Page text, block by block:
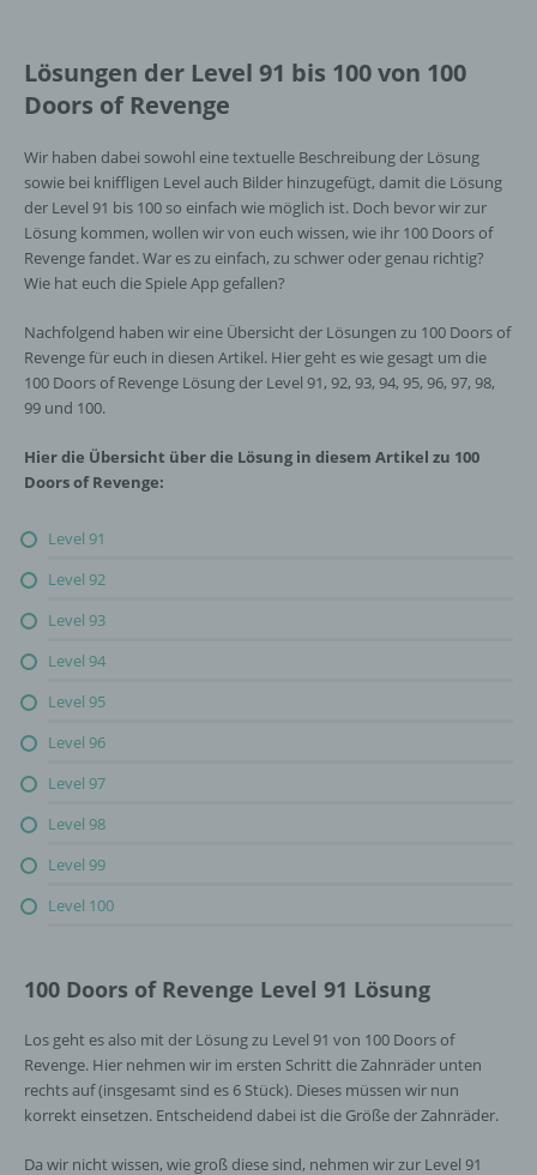
Lösungen der Level 91 bis 100 von 100
Doors of Revenge
Wir haben dabei sowohl eine textuelle Beschreibung der Lösung
sowie bei kniffligen Level auch Bilder hinzugefügt, damit die Lösung
der Level 91 bis 100 so einfach wie möglich ist. Doch bevor wir zur
Lösung kommen, wollen wir von euch wissen, wie ihr 100 Doors of
Revenge fandet. War es zu einfach, zu schwer oder genau richtig?
Wie hat euch die Spiele App gefallen?
Nachfolgend haben wir eine Übersicht der Lösungen zu 100 Doors of
Revenge für euch in diesen Artikel. Hier geht es wie gesagt um die
100 Doors of Revenge Lösung der Level 91, 92, 93, 94, 95, 96, 97, 98,
99 und 100.
Hier die Übersicht über die Lösung in diesem Artikel zu 100
Doors of Revenge:
Level 91
Level 92
Level 93
Level 94
Level 95
Level 96
Level 97
Level 98
Level 99
Level 100
100 Doors of Revenge Level 91 Lösung
Los geht es also mit der Lösung zu Level 91 von 100 Doors of
Revenge. Hier nehmen wir im ersten Schritt die Zahnräder unten
rechts auf (insgesamt sind es 6 Stück). Dieses müssen wir nun
korrekt einsetzen. Entscheidend dabei ist die Größe der Zahnräder.
Da wir nicht wissen, wie groß diese sind, nehmen wir zur Level 91